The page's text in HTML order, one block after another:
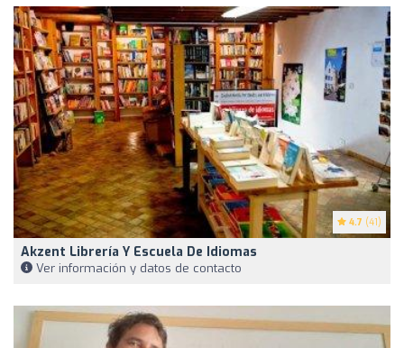
4.7 (41)
Akzent Librería Y Escuela De Idiomas
Ver información y datos de contacto